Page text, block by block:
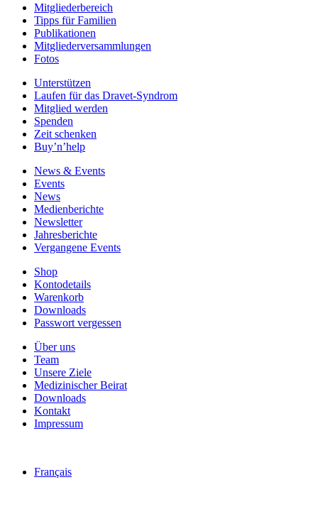
Mitgliederbereich
Tipps für Familien
Publikationen
Mitgliederversammlungen
Fotos
Unterstützen
Laufen für das Dravet-Syndrom
Mitglied werden
Spenden
Zeit schenken
Buy’n’help
News & Events
Events
News
Medienberichte
Newsletter
Jahresberichte
Vergangene Events
Shop
Kontodetails
Warenkorb
Downloads
Passwort vergessen
Über uns
Team
Unsere Ziele
Medizinischer Beirat
Downloads
Kontakt
Impressum
Français